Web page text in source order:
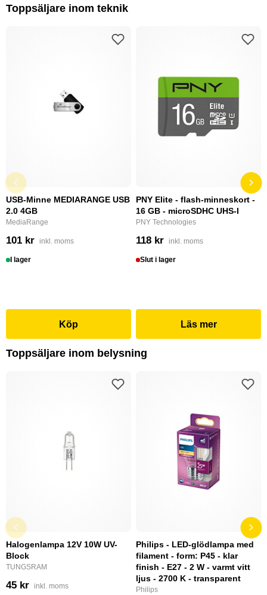
Toppsäljare inom teknik
USB-Minne MEDIARANGE USB
2.0 4GB
MediaRange
101 kr inkl. moms
I lager
Köp
PNY Elite - flash-minneskort -
16 GB - microSDHC UHS-I
PNY Technologies
118 kr inkl. moms
Slut i lager
Läs mer
Toppsäljare inom belysning
Halogenlampa 12V 10W UV-
Block
TUNGSRAM
45 kr inkl. moms
Philips - LED-glödlampa med
filament - form: P45 - klar
finish - E27 - 2 W - varmt vitt
ljus - 2700 K - transparent
Philips